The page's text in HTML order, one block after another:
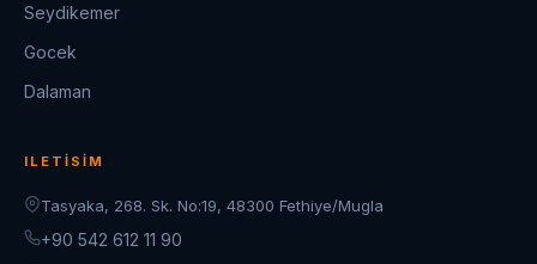
Seydikemer
Gocek
Dalaman
ILETISIM
Tasyaka, 268. Sk. No:19, 48300 Fethiye/Mugla
+90 542 612 11 90